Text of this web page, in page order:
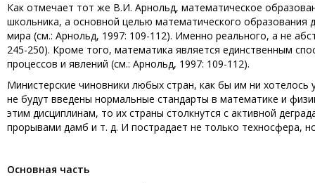
Как отмечает тот же В.И. Арнольд, математическое
школьника, а основной целью математического
мира (см.: Арнольд, 1997: 109-112). Именно реального, а не
245-250). Кроме того, математика является единственным
процессов и явлений (см.: Арнольд, 1997: 109-112).
Министерские чиновники любых стран, как бы им ни
не будут введены нормальные стандарты в математике и
этим дисциплинам, то их страны столкнутся с активной
прорывами дамб и т. д. И пострадает не только техносфера,
Основная часть